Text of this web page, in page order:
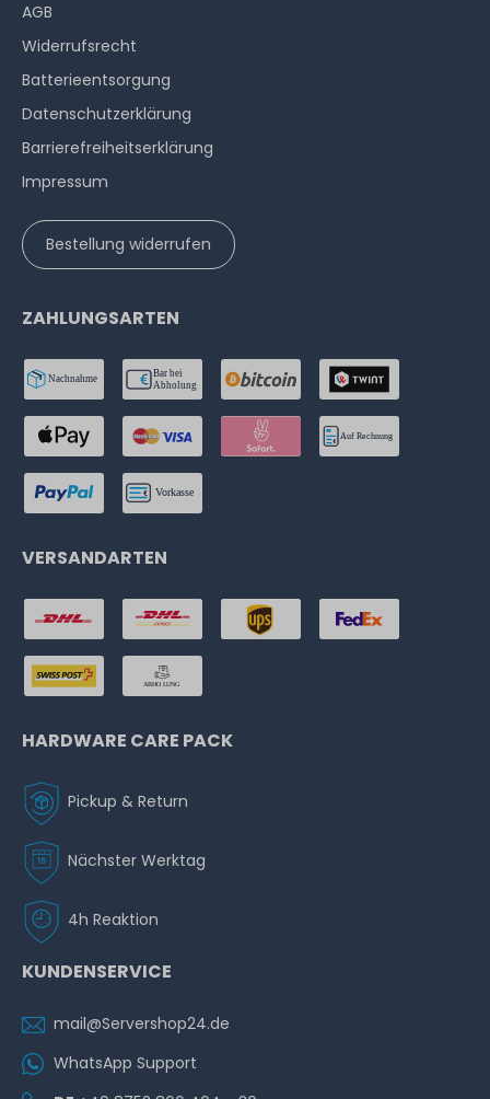
AGB
Widerrufs­recht
Batterieentsorgung
Datenschutzerklärung
Barrierefreiheitserklärung
Impressum
Bestellung widerrufen
ZAHLUNGSARTEN
VERSANDARTEN
HARDWARE CARE PACK
Pickup & Return
Nächster Werktag
4h Reaktion
KUNDENSERVICE
mail@Servershop24.de
WhatsApp Support